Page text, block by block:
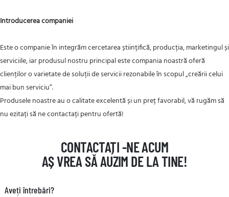
Introducerea companiei
Este o companie în integrăm cercetarea științifică, producția, marketingul și
serviciile, iar produsul nostru principal este compania noastră oferă
clienților o varietate de soluții de servicii rezonabile în scopul „creării celui
mai bun serviciu”.
Produsele noastre au o calitate excelentă și un preț favorabil, vă rugăm să
nu ezitați să ne contactați pentru ofertă!
CONTACTAȚI -NE ACUM
AȘ VREA SĂ AUZIM DE LA TINE!
Aveți întrebări?